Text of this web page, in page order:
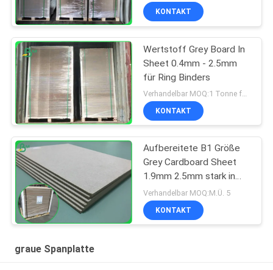
KONTAKT
Wertstoff Grey Board In
Sheet 0.4mm - 2.5mm
für Ring Binders
Verhandelbar MOQ:1 Tonne für allgemeine Größe u. 10 Tonnen für Sondergröße
KONTAKT
Aufbereitete B1 Größe
Grey Cardboard Sheet
1.9mm 2.5mm stark in
Format 70*100cm
Verhandelbar MOQ:M.Ü. 5
KONTAKT
graue Spanplatte